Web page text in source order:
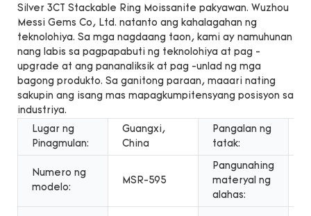
Silver 3CT Stackable Ring Moissanite pakyawan. Wuzhou
Messi Gems Co, Ltd. natanto ang kahalagahan ng
teknolohiya. Sa mga nagdaang taon, kami ay namuhunan
nang labis sa pagpapabuti ng teknolohiya at pag -
upgrade at ang pananaliksik at pag -unlad ng mga
bagong produkto. Sa ganitong paraan, maaari nating
sakupin ang isang mas mapagkumpitensyang posisyon sa
industriya.
Lugar ng
Pinagmulan:
Guangxi,
China
Pangalan ng
tatak:
Numero ng
modelo:
MSR-595
Pangunahing
materyal ng
alahas: